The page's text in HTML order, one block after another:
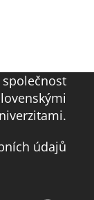
údajů